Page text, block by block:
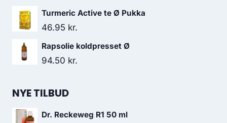
oprindeligeaktuelle
Turmeric Active te Ø Pukka
46.95 kr.
Rapsolie koldpresset Ø
94.50 kr.
NYE TILBUD
Dr. Reckeweg R1 50 ml